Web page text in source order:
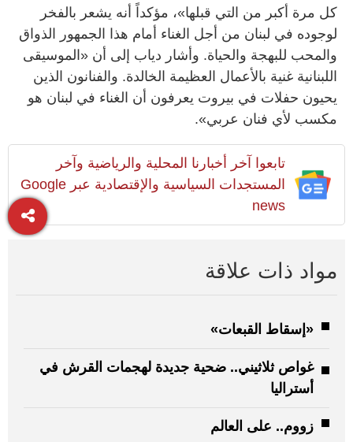
كل مرة أكبر من التي قبلها»، مؤكداً أنه يشعر بالفخر
لوجوده في لبنان من أجل الغناء أمام هذا الجمهور الذواق
والمحب للبهجة والحياة. وأشار دياب إلى أن «الموسيقى
اللبنانية غنية بالأعمال العظيمة الخالدة. والفنانون الذين
يحيون حفلات في بيروت يعرفون أن الغناء في لبنان هو
مكسب لأي فنان عربي».
تابعوا آخر أخبارنا المحلية والرياضية وآخر
المستجدات السياسية والإقتصادية عبر Google
news
مواد ذات علاقة
«إسقاط القبعات»
غواص ثلاثيني.. ضحية جديدة لهجمات القرش في
أستراليا
زووم.. على العالم